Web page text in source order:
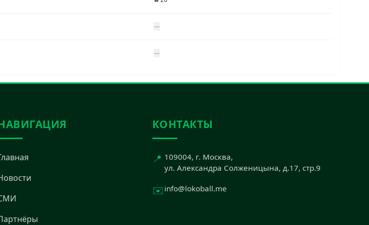
—
—
КОНТАКТЫ
📍 109004, г. Москва,
ул. Александра Солженицына, д.17, стр.9
✉️ info@lokoball.me